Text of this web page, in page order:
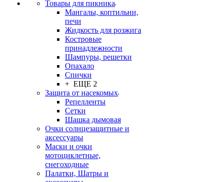
Товары для пикника
Мангалы, коптильни,
печи
Жидкость для розжига
Костровые
принадлежности
Шампуры, решетки
Опахало
Спички
+ ЕЩЕ 2
Защита от насекомых
Репелленты
Сетки
Шашка дымовая
Очки солнцезащитные и
аксессуары
Маски и очки
мотоциклетные,
снегоходные
Палатки, Шатры и